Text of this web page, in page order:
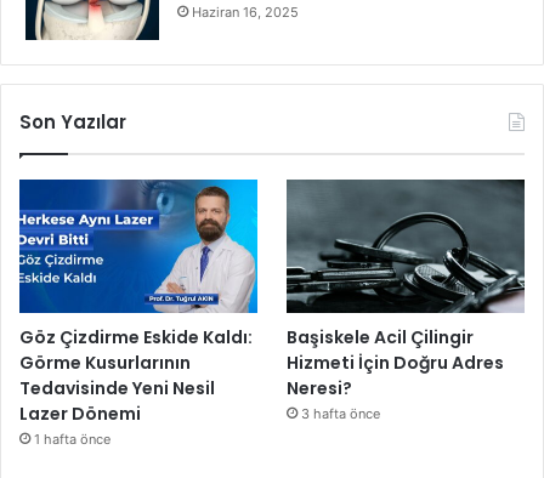
Haziran 16, 2025
Son Yazılar
Göz Çizdirme Eskide Kaldı:
Görme Kusurlarının
Tedavisinde Yeni Nesil
Lazer Dönemi
1 hafta önce
Başiskele Acil Çilingir
Hizmeti İçin Doğru Adres
Neresi?
3 hafta önce